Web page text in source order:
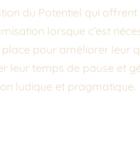
du Potentiel qui
lorsque c’est
pour améliorer leur
leur temps de pause et
ludique et pragmatique.